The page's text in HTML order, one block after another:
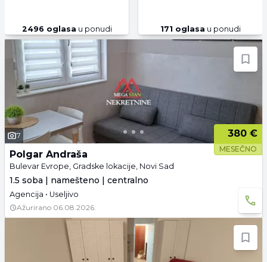
2496 oglasa u ponudi 171 oglasa u ponudi
7 380 €
MESEČNO
Polgar Andraša
Bulevar Evrope, Gradske lokacije, Novi Sad
1.5 soba | namešteno | centralno
Agencija • Useljivo
Ažurirano 06.08.2026.